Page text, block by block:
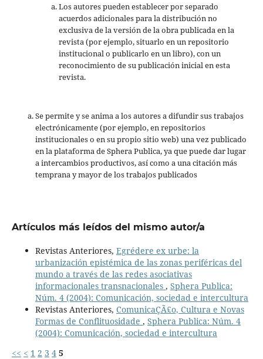
Los autores pueden establecer por separado
acuerdos adicionales para la distribución no
exclusiva de la versión de la obra publicada en la
revista (por ejemplo, situarlo en un repositorio
institucional o publicarlo en un libro), con un
reconocimiento de su publicación inicial en esta
revista.
Se permite y se anima a los autores a difundir sus trabajos
electrónicamente (por ejemplo, en repositorios
institucionales o en su propio sitio web) una vez publicado
en la plataforma de Sphera Publica, ya que puede dar lugar
a intercambios productivos, así como a una citación más
temprana y mayor de los trabajos publicados
Artículos más leídos del mismo autor/a
Revistas Anteriores, Egrédere ex urbe: la
urbanización epistémica de las zonas periféricas del
mundo a través de las redes asociativas
informacionales transnacionales , Sphera Publica:
Núm. 4 (2004): Comunicación, sociedad e intercultura
Revistas Anteriores, ComunicaÇÃ£o, Cultura e Novas
Formas de Conflituosidade , Sphera Publica: Núm. 4
(2004): Comunicación, sociedad e intercultura
<< < 1 2 3 4 5